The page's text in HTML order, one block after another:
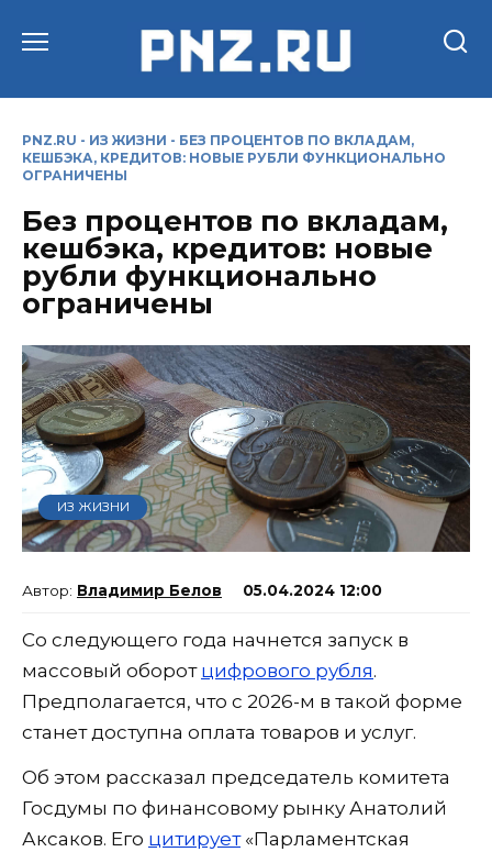
PNZ.RU - ИЗ ЖИЗНИ - БЕЗ ПРОЦЕНТОВ ПО ВКЛАДАМ,
КЕШБЭКА, КРЕДИТОВ: НОВЫЕ РУБЛИ ФУНКЦИОНАЛЬНО
ОГРАНИЧЕНЫ
Без процентов по вкладам,
кешбэка, кредитов: новые
рубли функционально
ограничены
ИЗ ЖИЗНИ
Владимир Белов 05.04.2024 12:00
Со следующего года начнется запуск в
массовый оборот цифрового рубля.
Предполагается, что с 2026-м в такой форме
станет доступна оплата товаров и услуг.
Об этом рассказал председатель комитета
Госдумы по финансовому рынку Анатолий
Аксаков. Его цитирует«Парламентская